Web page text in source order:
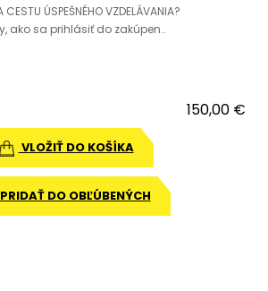
CESTU ÚSPEŠNÉHO VZDELÁVANIA?
ako sa prihlásiť do zakúpen..
150,00 €
VLOŽIŤ DO KOŠÍKA
DO OBĽÚBENÝCH